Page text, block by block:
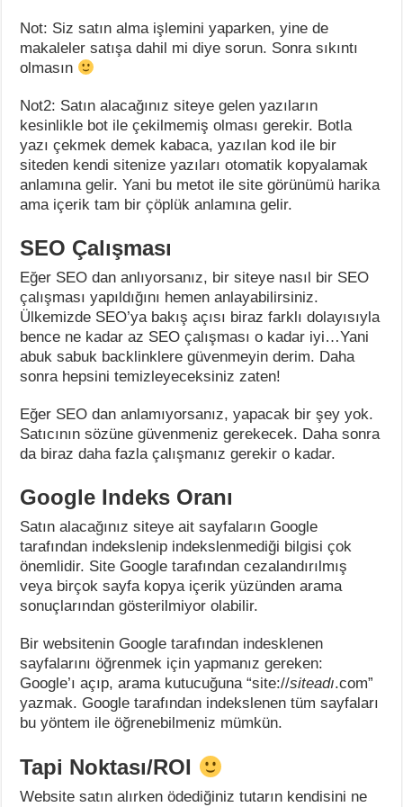
Not: Siz satın alma işlemini yaparken, yine de
makaleler satışa dahil mi diye sorun. Sonra sıkıntı
olmasın
Not2: Satın alacağınız siteye gelen yazıların
kesinlikle bot ile çekilmemiş olması gerekir. Botla
yazı çekmek demek kabaca, yazılan kod ile bir
siteden kendi sitenize yazıları otomatik kopyalamak
anlamına gelir. Yani bu metot ile site görünümü harika
ama içerik tam bir çöplük anlamına gelir.
SEO Çalışması
Eğer SEO dan anlıyorsanız, bir siteye nasıl bir SEO
çalışması yapıldığını hemen anlayabilirsiniz.
Ülkemizde SEO’ya bakış açısı biraz farklı dolayısıyla
bence ne kadar az SEO çalışması o kadar iyi…Yani
abuk sabuk backlinklere güvenmeyin derim. Daha
sonra hepsini temizleyeceksiniz zaten!
Eğer SEO dan anlamıyorsanız, yapacak bir şey yok.
Satıcının sözüne güvenmeniz gerekecek. Daha sonra
da biraz daha fazla çalışmanız gerekir o kadar.
Google Indeks Oranı
Satın alacağınız siteye ait sayfaların Google
tarafından indekslenip indekslenmediği bilgisi çok
önemlidir. Site Google tarafından cezalandırılmış
veya birçok sayfa kopya içerik yüzünden arama
sonuçlarından gösterilmiyor olabilir.
Bir websitenin Google tarafından indesklenen
sayfalarını öğrenmek için yapmanız gereken:
Google’ı açıp, arama kutucuğuna “site://siteadı.com”
yazmak. Google tarafından indekslenen tüm sayfaları
bu yöntem ile öğrenebilmeniz mümkün.
Tapi Noktası/ROI
Website satın alırken ödediğiniz tutarın kendisini ne